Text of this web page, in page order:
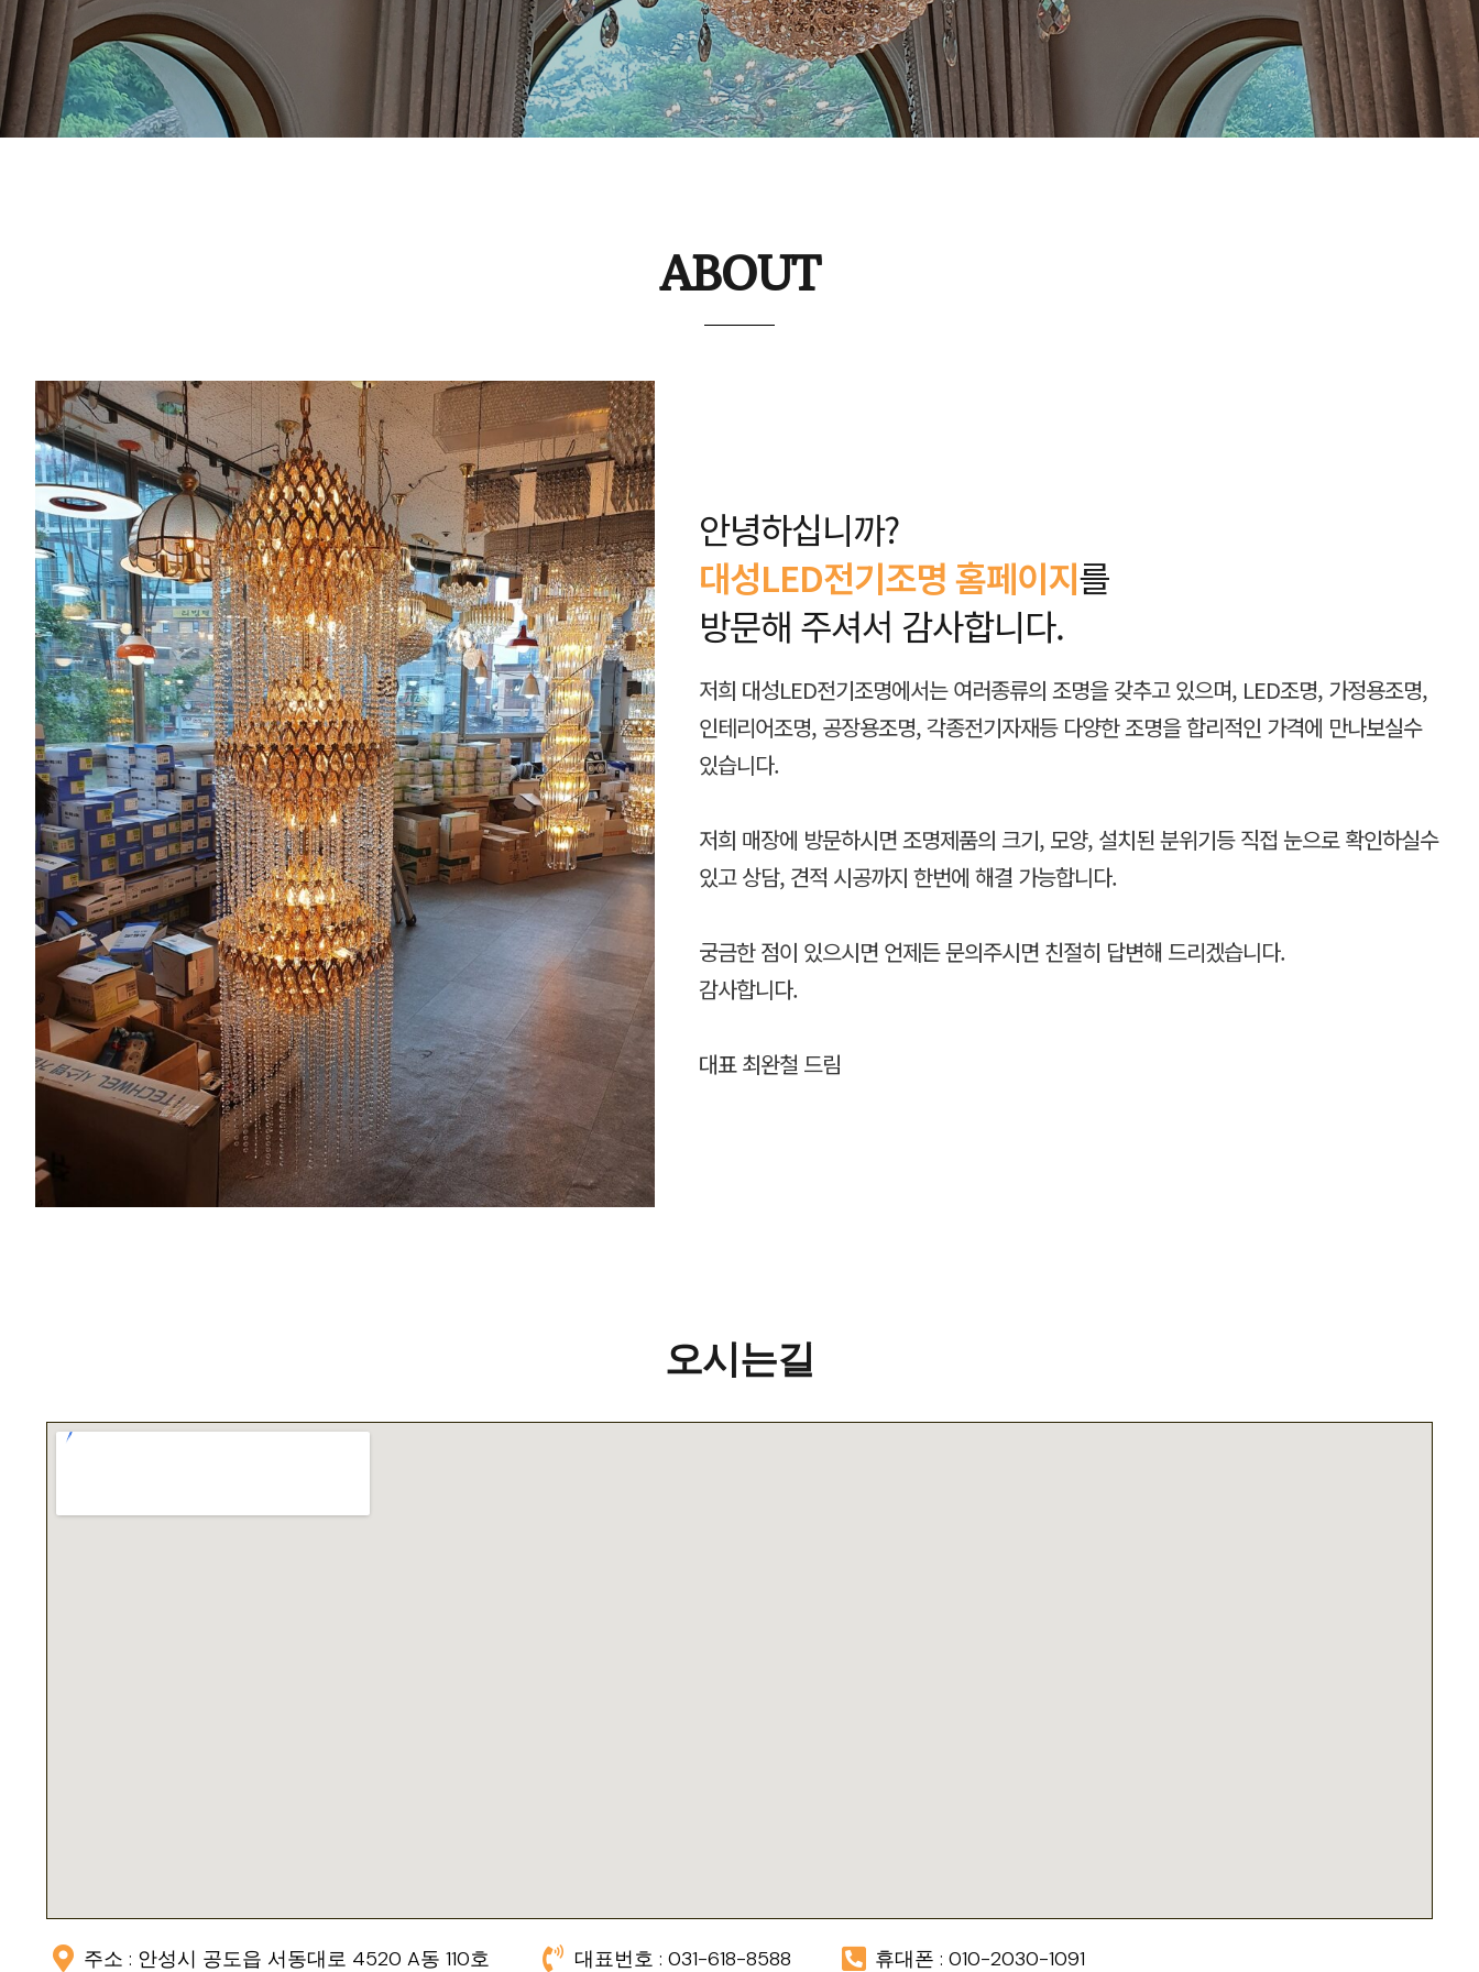
ABOUT
안녕하십니까?
대성LED전기조명 홈페이지를
방문해 주셔서 감사합니다.
저희 대성LED전기조명에서는 여러종류의 조명을 갖추고 있으며, LED조명, 가정용조명,
인테리어조명, 공장용조명, 각종전기자재등 다양한 조명을 합리적인 가격에 만나보실수
있습니다.
저희 매장에 방문하시면 조명제품의 크기, 모양, 설치된 분위기등 직접 눈으로 확인하실수
있고 상담, 견적 시공까지 한번에 해결 가능합니다.
궁금한 점이 있으시면 언제든 문의주시면 친절히 답변해 드리겠습니다.
감사합니다.
대표 최완철 드림
오시는길
주소 : 안성시 공도읍 서동대로 4520 A동 110호 대표번호 : 031-618-8588 휴대폰 : 010-2030-1091